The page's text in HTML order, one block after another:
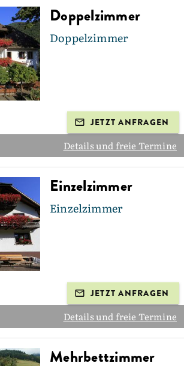
Doppelzimmer
Doppelzimmer
JETZT ANFRAGEN
Details und freie Termine
Einzelzimmer
Einzelzimmer
JETZT ANFRAGEN
Details und freie Termine
Mehrbettzimmer